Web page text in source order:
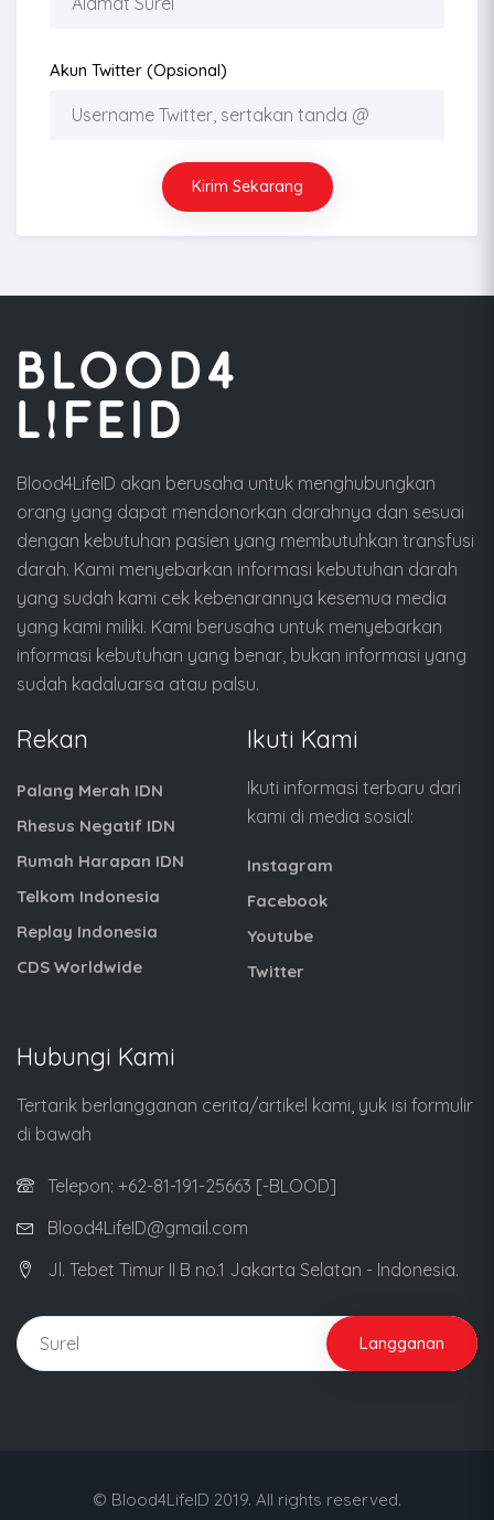
Akun Twitter (opsional)
Kirim Sekarang
Blood4LifeID akan berusaha untuk menghubungkan
orang yang dapat mendonorkan darahnya dan sesuai
dengan kebutuhan pasien yang membutuhkan transfusi
darah. Kami menyebarkan informasi kebutuhan darah
yang sudah kami cek kebenarannya kesemua media
yang kami miliki. Kami berusaha untuk menyebarkan
informasi kebutuhan yang benar, bukan informasi yang
sudah kadaluarsa atau palsu.
Rekan
Palang Merah IDN
Rhesus Negatif IDN
Rumah Harapan IDN
Telkom Indonesia
Replay Indonesia
CDS Worldwide
Ikuti Kami
Ikuti informasi terbaru dari
kami di media sosial:
Instagram
Facebook
Youtube
Twitter
Hubungi Kami
Tertarik berlangganan cerita/artikel kami, yuk isi formulir
di bawah
Telepon: +62-81-191-25663 [-BLOOD]
Blood4LifeID@gmail.com
Jl. Tebet Timur II B no.1 Jakarta Selatan - Indonesia.
Langganan
© Blood4LifeID 2019. All rights reserved.